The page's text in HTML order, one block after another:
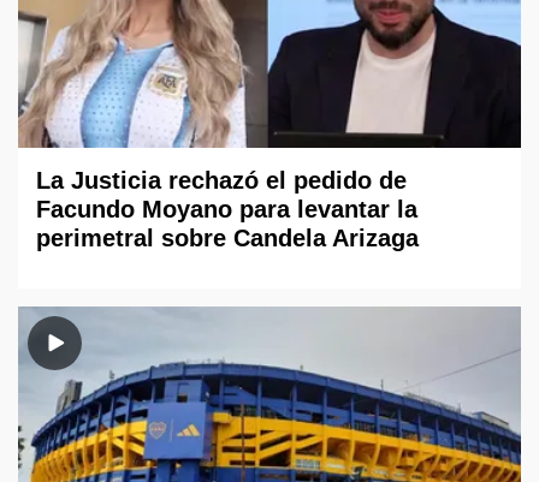
La Justicia rechazó el pedido de
Facundo Moyano para levantar la
perimetral sobre Candela Arizaga